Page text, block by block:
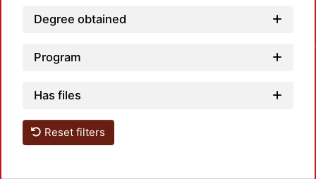
Degree obtained
Program
Has files
Reset filters